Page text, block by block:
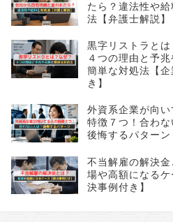
たら？違法性や
法【弁護士解説】
黒字リストラとは
４つの理由と予兆
簡単な対処法【企
き】
外資系企業が向い
特徴７つ！合わな
後悔するパターン
不当解雇の解決金
場や高額になるケ
決事例付き】